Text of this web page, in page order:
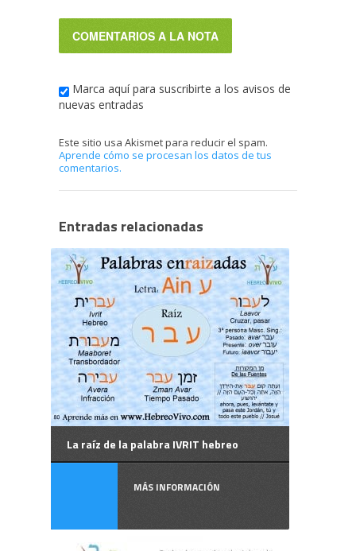
Marca aquí para suscribirte a los avisos de
nuevas entradas
Este sitio usa Akismet para reducir el spam.
Aprende cómo se procesan los datos de tus
comentarios.
Entradas relacionadas
La raíz de la palabra IVRIT hebreo
MÁS INFORMACIÓN